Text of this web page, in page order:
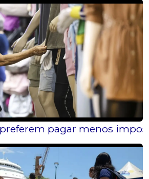
preferem pagar menos